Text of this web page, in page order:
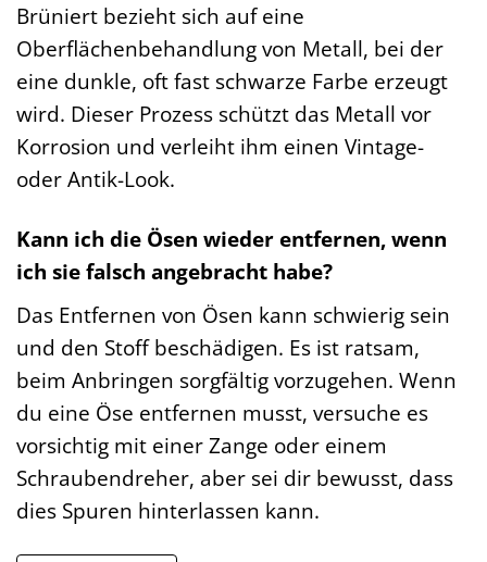
Brüniert bezieht sich auf eine
Oberflächenbehandlung von Metall, bei der
eine dunkle, oft fast schwarze Farbe erzeugt
wird. Dieser Prozess schützt das Metall vor
Korrosion und verleiht ihm einen Vintage-
oder Antik-Look.
Kann ich die Ösen wieder entfernen, wenn
ich sie falsch angebracht habe?
Das Entfernen von Ösen kann schwierig sein
und den Stoff beschädigen. Es ist ratsam,
beim Anbringen sorgfältig vorzugehen. Wenn
du eine Öse entfernen musst, versuche es
vorsichtig mit einer Zange oder einem
Schraubendreher, aber sei dir bewusst, dass
dies Spuren hinterlassen kann.